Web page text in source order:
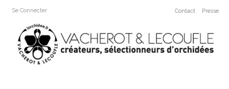
Contact Presse
Se Connecter